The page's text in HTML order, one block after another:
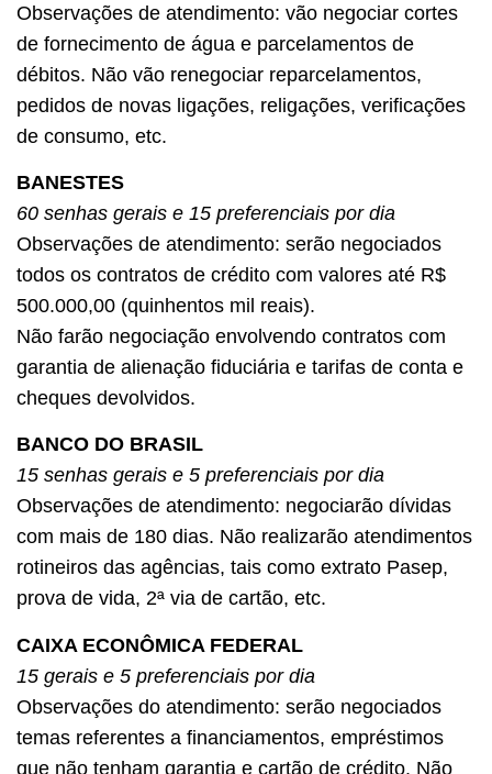
Observações de atendimento: vão negociar cortes
de fornecimento de água e parcelamentos de
débitos. Não vão renegociar reparcelamentos,
pedidos de novas ligações, religações, verificações
de consumo, etc.
BANESTES
60 senhas gerais e 15 preferenciais por dia
Observações de atendimento: serão negociados
todos os contratos de crédito com valores até R$
500.000,00 (quinhentos mil reais).
Não farão negociação envolvendo contratos com
garantia de alienação fiduciária e tarifas de conta e
cheques devolvidos.
BANCO DO BRASIL
15 senhas gerais e 5 preferenciais por dia
Observações de atendimento: negociarão dívidas
com mais de 180 dias. Não realizarão atendimentos
rotineiros das agências, tais como extrato Pasep,
prova de vida, 2ª via de cartão, etc.
CAIXA ECONÔMICA FEDERAL
15 gerais e 5 preferenciais por dia
Observações do atendimento: serão negociados
temas referentes a financiamentos, empréstimos
que não tenham garantia e cartão de crédito. Não